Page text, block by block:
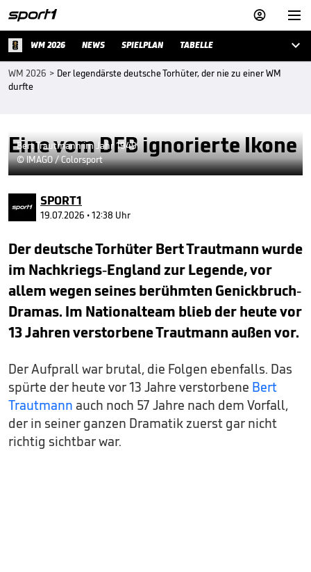


WM 2026 NEWS SPIELPLAN TABELLE 
WM 2026 > Der legendärste deutsche Torhüter, der nie zu einer WM
durfte
Eine vom DFB ignorierte Ikone
Bert Trautmann im Jahr 1949
© IMAGO / Colorsport
SPORT1
19.07.2026 • 12:38 Uhr
Der deutsche Torhüter Bert Trautmann wurde
im Nachkriegs-England zur Legende, vor
allem wegen seines berühmten Genickbruch-
Dramas. Im Nationalteam blieb der heute vor
13 Jahren verstorbene Trautmann außen vor.
Der Aufprall war brutal, die Folgen ebenfalls. Das
spürte der heute vor 13 Jahre verstorbene Bert
Trautmann auch noch 57 Jahre nach dem Vorfall,
der in seiner ganzen Dramatik zuerst gar nicht
richtig sichtbar war.